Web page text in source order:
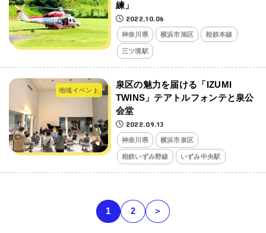
練」
2022.10.06
神奈川県 横浜市旭区 相鉄本線
三ツ境駅
地域イベント
泉区の魅力を届ける「IZUMI
TWINS」テアトルフォンテと泉公
会堂
2022.09.13
神奈川県 横浜市泉区
相鉄いずみ野線 いずみ中央駅
1 2 ＞